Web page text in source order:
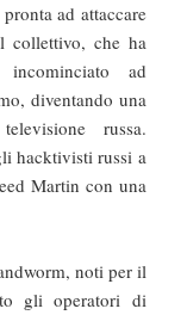
ad attaccare
collettivo, che ha
ad
diventando una
russa.
hacktivisti russi a
Martin con una
noti per il
gli operatori di